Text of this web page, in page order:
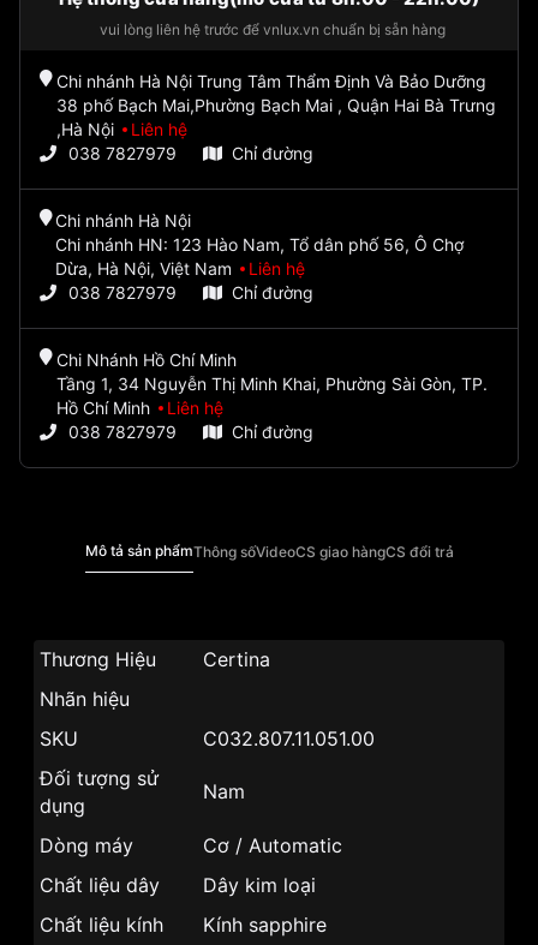
vui lòng liên hệ trước để vnlux.vn chuẩn bị sẵn hàng
Chi nhánh Hà Nội Trung Tâm Thẩm Định Và Bảo Dưỡng
38 phố Bạch Mai,Phường Bạch Mai , Quận Hai Bà Trưng
,Hà Nội
Liên hệ
038 7827979
Chỉ đường
Chi nhánh Hà Nội
Chi nhánh HN: 123 Hào Nam, Tổ dân phố 56, Ô Chợ
Dừa, Hà Nội, Việt Nam
Liên hệ
038 7827979
Chỉ đường
Chi Nhánh Hồ Chí Minh
Tầng 1, 34 Nguyễn Thị Minh Khai, Phường Sài Gòn, TP.
Hồ Chí Minh
Liên hệ
038 7827979
Chỉ đường
Mô tả sản phẩmThông sốVideoCS giao hàngCS đổi trả
Thương Hiệu
Certina
Nhãn hiệu
SKU
C032.807.11.051.00
Đối tượng sử
dụng
Nam
Dòng máy
Cơ / Automatic
Chất liệu dây
Dây kim loại
Chất liệu kính
Kính sapphire